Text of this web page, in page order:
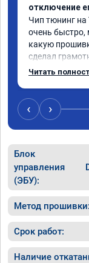
отключение
Чип тюнинг на
очень быстро,
какую
сделал
доволен,
работать
топлива
улучшилась.
Читать
‹ ›
Блок
управления
(ЭБУ):
Метод прошивки:
Срок работ:
Наличие